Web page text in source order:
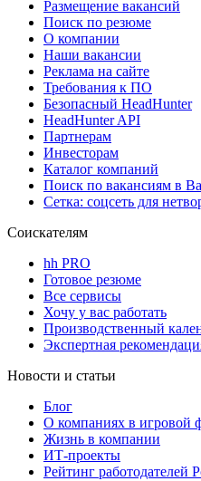
Размещение вакансий
Поиск по резюме
О компании
Наши вакансии
Реклама на сайте
Требования к ПО
Безопасный HeadHunter
HeadHunter API
Партнерам
Инвесторам
Каталог компаний
Поиск по вакансиям в
Сетка: соцсеть для
Соискателям
hh PRO
Готовое резюме
Все сервисы
Хочу у вас работать
Производственный
Экспертная
Новости и статьи
Блог
О компаниях в игровой
Жизнь в компании
ИТ-проекты
Рейтинг работодателей